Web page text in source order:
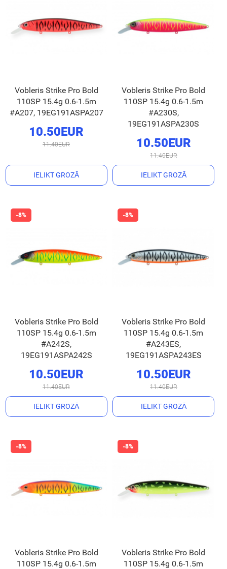
Vobleris Strike Pro Bold
110SP 15.4g 0.6-1.5m
#A207, 19EG191ASPA207
10.50EUR
11.40EUR
IELIKT GROZĀ
Vobleris Strike Pro Bold
110SP 15.4g 0.6-1.5m
#A230S,
19EG191ASPA230S
10.50EUR
11.40EUR
IELIKT GROZĀ
Vobleris Strike Pro Bold
110SP 15.4g 0.6-1.5m
#A242S,
19EG191ASPA242S
10.50EUR
11.40EUR
IELIKT GROZĀ
Vobleris Strike Pro Bold
110SP 15.4g 0.6-1.5m
#A243ES,
19EG191ASPA243ES
10.50EUR
11.40EUR
IELIKT GROZĀ
Vobleris Strike Pro Bold
110SP 15.4g 0.6-1.5m
Vobleris Strike Pro Bold
110SP 15.4g 0.6-1.5m